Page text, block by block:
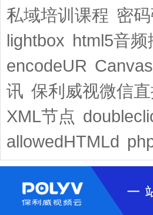
私域培训课程 密
lightbox html5音频
encodeUR
讯 保利威视微信
XML节点
allowedHTMLd